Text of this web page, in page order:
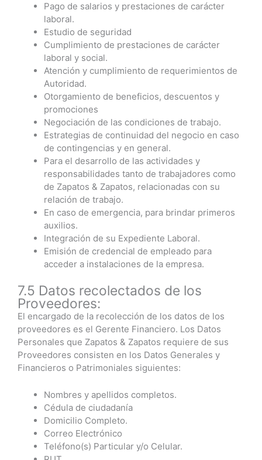
Pago de salarios y prestaciones de carácter
laboral.
Estudio de seguridad
Cumplimiento de prestaciones de carácter
laboral y social.
Atención y cumplimiento de requerimientos de
Autoridad.
Otorgamiento de beneficios, descuentos y
promociones
Negociación de las condiciones de trabajo.
Estrategias de continuidad del negocio en caso
de contingencias y en general.
Para el desarrollo de las actividades y
responsabilidades tanto de trabajadores como
de Zapatos & Zapatos, relacionadas con su
relación de trabajo.
En caso de emergencia, para brindar primeros
auxilios.
Integración de su Expediente Laboral.
Emisión de credencial de empleado para
acceder a instalaciones de la empresa.
7.5 Datos recolectados de los
Proveedores:
El encargado de la recolección de los datos de los
proveedores es el Gerente Financiero. Los Datos
Personales que Zapatos & Zapatos requiere de sus
Proveedores consisten en los Datos Generales y
Financieros o Patrimoniales siguientes:
Nombres y apellidos completos.
Cédula de ciudadanía
Domicilio Completo.
Correo Electrónico
Teléfono(s) Particular y/o Celular.